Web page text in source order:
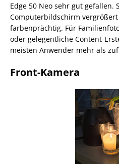
Edge 50 Neo sehr gut gefallen.
Computerbildschirm
farbenprächtig. Für
oder gelegentliche Content-
meisten Anwender mehr als
Front-Kamera